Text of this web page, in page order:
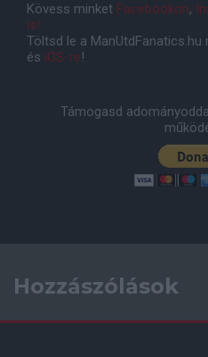
Kövess minket Facebookon,
is!
Töltsd le a
és iOS-re!
Támogasd
Hozzászólások